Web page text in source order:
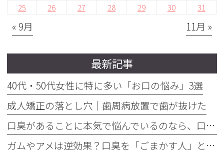
25
26 27 28 29 30 31
« 9月 11月 »
最新記事
40代・50代女性に特に多い「お口の悩み」3選
成人矯正の落とし穴｜歯周病放置で歯が抜けた
口臭があることに本気で悩んでいるのなら、口臭を本気で治そう
ガムやアメは逆効果？口臭を「ごまかす人」と「治す人」の決定的な違い